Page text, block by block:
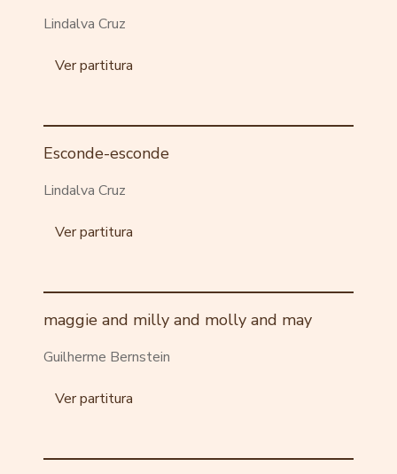
Lindalva Cruz
Ver partitura
Esconde-esconde
Lindalva Cruz
Ver partitura
maggie and milly and molly and may
Guilherme Bernstein
Ver partitura